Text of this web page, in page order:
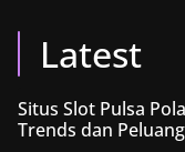
Latest
Situs Slot Pulsa
Trends dan Peluang